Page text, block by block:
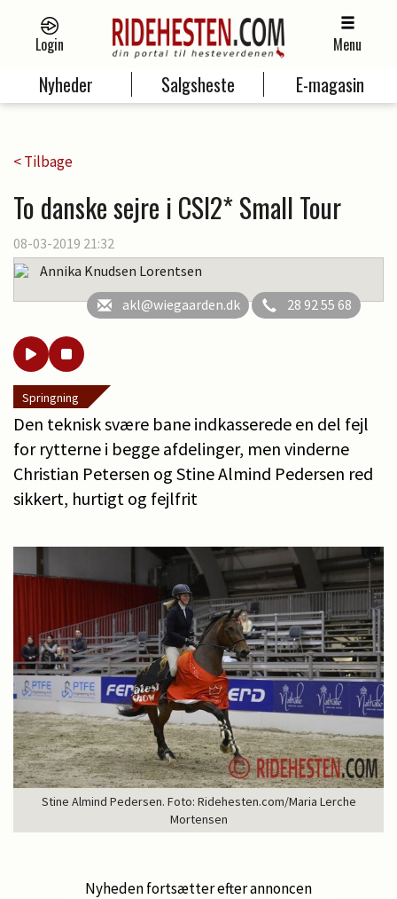
Login Menu
Nyheder Salgsheste E-magasin
< Tilbage
To danske sejre i CSI2* Small Tour
08-03-2019 21:32
Annika Knudsen Lorentsen
akl@wiegaarden.dk
28 92 55 68
Springning
Den teknisk svære bane indkasserede en del fejl
for rytterne i begge afdelinger, men vinderne
Christian Petersen og Stine Almind Pedersen red
sikkert, hurtigt og fejlfrit
Stine Almind Pedersen. Foto: Ridehesten.com/Maria Lerche
Mortensen
Nyheden fortsætter efter annoncen